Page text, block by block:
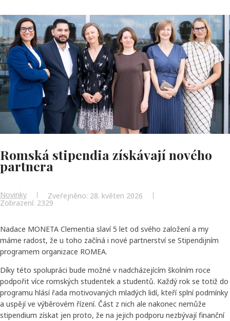
Romská stipendia získávají nového
partnera
Novinky Zveřejněno: 28. květen 2026
Zobrazení: 2329
Nadace MONETA Clementia slaví 5 let od svého založení a my
máme radost, že u toho začíná i nové partnerství se Stipendijním
programem organizace ROMEA.
Díky této spolupráci bude možné v nadcházejícím školním roce
podpořit více romských studentek a studentů. Každý rok se totiž do
programu hlásí řada motivovaných mladých lidí, kteří splní podmínky
a uspějí ve výběrovém řízení. Část z nich ale nakonec nemůže
stipendium získat jen proto, že na jejich podporu nezbývají finanční